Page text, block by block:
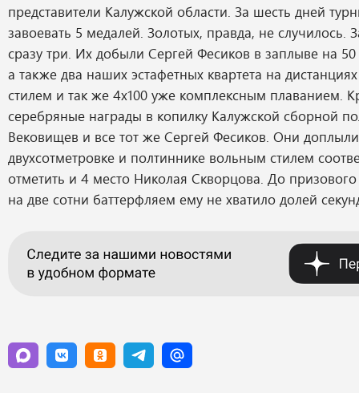
представители Калужской области. За шесть дней
завоевать 5 медалей. Золотых, правда, не случилось.
сразу три. Их добыли Сергей Фесиков в заплыве на
а также два наших эстафетных квартета на
стилем и так же 4х100 уже комплексным плаванием.
серебряные награды в копилку Калужской сборной
Вековищев и все тот же Сергей Фесиков. Они
двухсотметровке и полтиннике вольным стилем
отметить и 4 место Николая Скворцова. До
на две сотни баттерфляем ему не хватило долей